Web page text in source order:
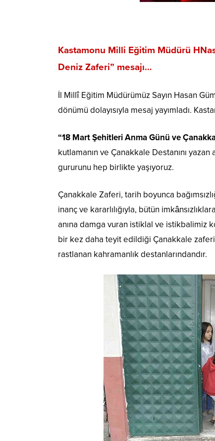
Kastamonu Milli Eğitim Müdürü
Deniz Zaferi” mesajı…
İl Millî Eğitim Müdürümüz Sayın Hasan
dönümü dolayısıyla mesaj yayımladı.
“18 Mart Şehitleri Anma Günü ve
kutlamanın ve Çanakkale Destanını
gururunu hep birlikte yaşıyoruz.
Çanakkale Zaferi, tarih boyunca
inanç ve kararlılığıyla, bütün
anına damga vuran istiklal ve istikbalimiz
bir kez daha teyit edildiği Çanakkale
rastlanan kahramanlık destanlarındandır.